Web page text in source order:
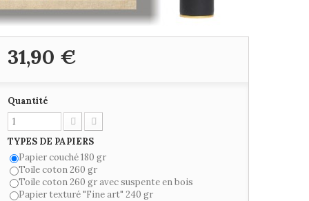
31,90 €
Quantité
TYPES DE PAPIERS
Papier couché 180 gr
Toile coton 260 gr
Toile coton 260 gr avec suspente en bois
Papier texturé "Fine art" 240 gr